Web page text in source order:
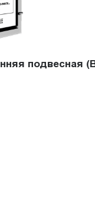
подвесная